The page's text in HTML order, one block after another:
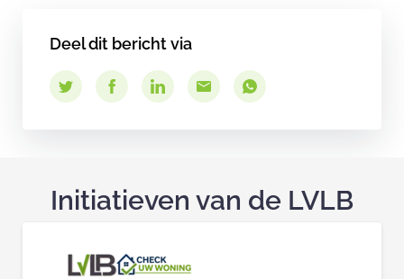
Deel dit bericht via
Initiatieven van de LVLB